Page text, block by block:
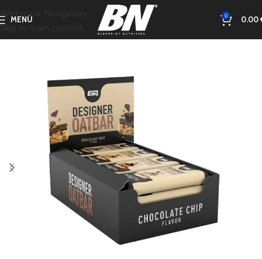
Weiter zur Navigation
Skip to main content
MENÜ 0 0.00